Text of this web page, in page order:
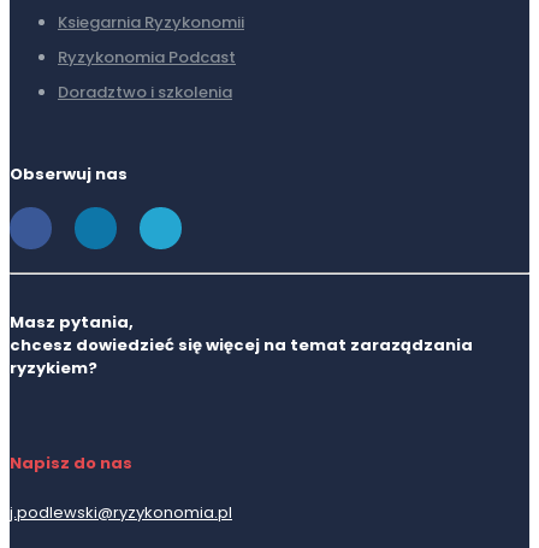
Ksiegarnia Ryzykonomii
Ryzykonomia Podcast
Doradztwo i szkolenia
Obserwuj nas
Masz pytania,
chcesz dowiedzieć się więcej na temat zaraządzania
ryzykiem?
Napisz do nas
j.podlewski@ryzykonomia.pl